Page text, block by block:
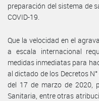
preparación del sistema de
COVID-19.
Que la velocidad en el
a escala internacional
medidas inmediatas para
al dictado de los Decretos
del 17 de marzo de 2020,
Sanitaria, entre otras